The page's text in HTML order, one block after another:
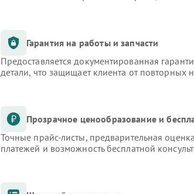
Гарантия на работы и запчасти
Предоставляется документированная
детали, что защищает клиента от повторных
Прозрачное ценообразование и
Точные прайс-листы, предварительная
платежей и возможность бесплатной